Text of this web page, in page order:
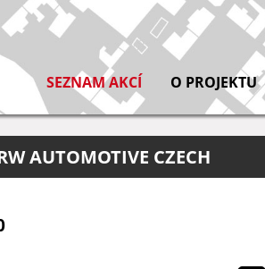
SEZNAM AKCÍ O PROJEKTU
AUTOMOTIVE CZECH